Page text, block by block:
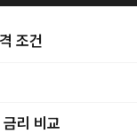
조건
리 비교